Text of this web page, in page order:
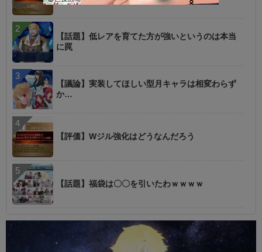
【話題】低レアを育てた方が強いというのは本当
に罠
【議論】実装してほしい型月キャラは相変わらず
か…
【評価】Wジル強化はどうなんだろう
【話題】福袋は〇〇を引いたわｗｗｗｗ